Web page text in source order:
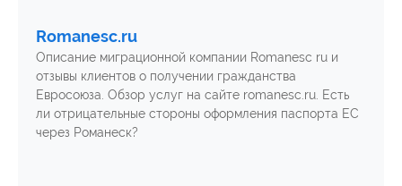
Romanesc.ru
Описание миграционной компании Romanesc ru и
отзывы клиентов о получении гражданства
Евросоюза. Обзор услуг на сайте romanesc.ru. Есть
ли отрицательные стороны оформления паспорта ЕС
через Романеск?